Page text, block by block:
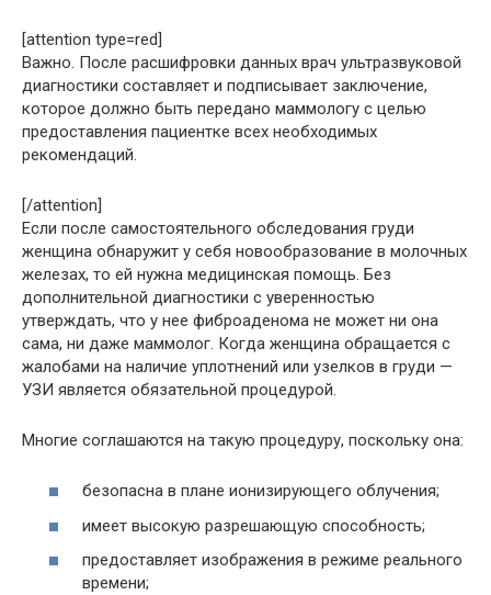
[attention type=red]
Важно. После расшифровки данных врач ультразвуковой
диагностики составляет и подписывает заключение,
которое должно быть передано маммологу с целью
предоставления пациентке всех необходимых
рекомендаций.
[/attention]
Если после самостоятельного обследования груди
женщина обнаружит у себя новообразование в молочных
железах, то ей нужна медицинская помощь. Без
дополнительной диагностики с уверенностью
утверждать, что у нее фиброаденома не может ни она
сама, ни даже маммолог. Когда женщина обращается с
жалобами на наличие уплотнений или узелков в груди —
УЗИ является обязательной процедурой.
Многие соглашаются на такую процедуру, поскольку она:
безопасна в плане ионизирующего облучения;
имеет высокую разрешающую способность;
предоставляет изображения в режиме реального
времени;